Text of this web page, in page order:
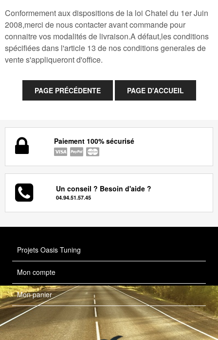
Conformement aux dispositions de la loi Chatel du 1er Juin
2008,merci de nous contacter avant commande pour
connaitre vos modalités de livraison.A défaut,les conditions
spécifiées dans l'article 13 de nos conditions generales de
vente s'appliqueront d'office.
Paiement 100% sécurisé
Un conseil ? Besoin d'aide ?
04.94.51.57.45
Projets Oasis Tuning
Mon compte
Mon panier